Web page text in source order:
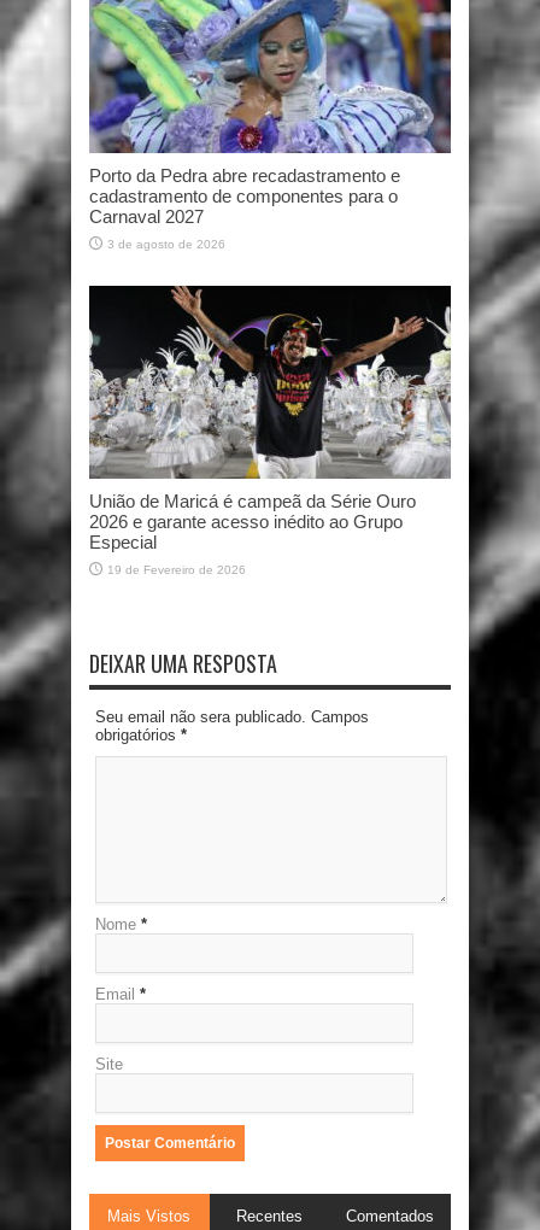
Porto da Pedra abre recadastramento e
cadastramento de componentes para o
Carnaval 2027
3 de agosto de 2026
União de Maricá é campeã da Série Ouro
2026 e garante acesso inédito ao Grupo
Especial
19 de Fevereiro de 2026
DEIXAR UMA RESPOSTA
Seu email não sera publicado. Campos
obrigatórios *
Nome *
Email *
Site
Mais Vistos Recentes Comentados